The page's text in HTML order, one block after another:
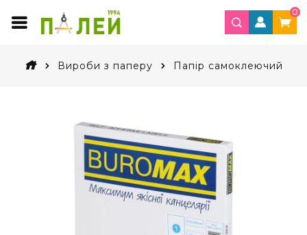
0
Вироби з паперу Папір самоклеючий